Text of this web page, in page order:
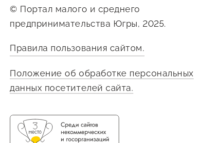
Госзакупки для малого
бизнеса
Инвестору
Самозанятому
Каталог грантов
Конкурсы для
© Портал малого и среднего
предпринимательства Югры, 2025.
Правила пользования сайтом.
Положение об обработке персональных
данных посетителей сайта.